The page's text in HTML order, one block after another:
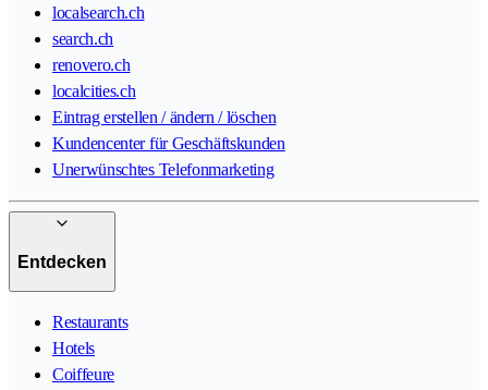
localsearch.ch
search.ch
renovero.ch
localcities.ch
Eintrag erstellen / ändern / löschen
Kundencenter für Geschäftskunden
Unerwünschtes Telefonmarketing
Entdecken
Restaurants
Hotels
Coiffeure